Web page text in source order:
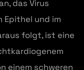
das Virus
Epithel und im
folgt, ist eine
einem schweren